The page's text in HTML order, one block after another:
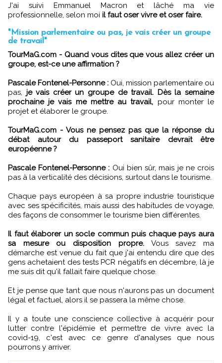
J'ai suivi Emmanuel Macron et lâché ma vie
professionnelle, selon moi il faut oser vivre et oser faire.
"Mission parlementaire ou pas, je vais créer un groupe
de travail"
TourMaG.com - Quand vous dites que vous allez créer un
groupe, est-ce une affirmation ?
Pascale Fontenel-Personne : Oui, mission parlementaire ou
pas, je vais créer un groupe de travail. Dès la semaine
prochaine je vais me mettre au travail, pour monter le
projet et élaborer le groupe.
TourMaG.com - Vous ne pensez pas que la réponse du
débat autour du passeport sanitaire devrait être
européenne ?
Pascale Fontenel-Personne : Oui bien sûr, mais je ne crois
pas à la verticalité des décisions, surtout dans le tourisme.
Chaque pays européen à sa propre industrie touristique
avec ses spécificités, mais aussi des habitudes de voyage,
des façons de consommer le tourisme bien différentes.
Il faut élaborer un socle commun puis chaque pays aura
sa mesure ou disposition propre.Vous savez ma
démarche est venue du fait que j'ai entendu dire que des
gens achetaient des tests PCR négatifs en décembre, là je
me suis dit qu'il fallait faire quelque chose.
Et je pense que tant que nous n'aurons pas un document
légal et factuel, alors il se passera la même chose.
Il y a toute une conscience collective à acquérir pour
lutter contre l'épidémie et permettre de vivre avec la
covid-19, c'est avec ce genre d'analyses que nous
pourrons y arriver.